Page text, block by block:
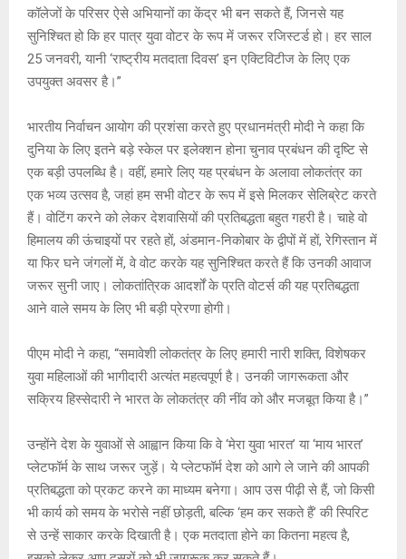
कॉलेजों के परिसर ऐसे अभियानों का केंद्र भी बन सकते हैं, जिनसे यह
सुनिश्चित हो कि हर पात्र युवा वोटर के रूप में जरूर रजिस्टर्ड हो। हर साल
25 जनवरी, यानी ‘राष्ट्रीय मतदाता दिवस’ इन एक्टिविटीज के लिए एक
उपयुक्त अवसर है।”
भारतीय निर्वाचन आयोग की प्रशंसा करते हुए प्रधानमंत्री मोदी ने कहा कि
दुनिया के लिए इतने बड़े स्केल पर इलेक्शन होना चुनाव प्रबंधन की दृष्टि से
एक बड़ी उपलब्धि है। वहीं, हमारे लिए यह प्रबंधन के अलावा लोकतंत्र का
एक भव्य उत्सव है, जहां हम सभी वोटर के रूप में इसे मिलकर सेलिब्रेट करते
हैं। वोटिंग करने को लेकर देशवासियों की प्रतिबद्धता बहुत गहरी है। चाहे वो
हिमालय की ऊंचाइयों पर रहते हों, अंडमान-निकोबार के द्वीपों में हों, रेगिस्तान में
या फिर घने जंगलों में, वे वोट करके यह सुनिश्चित करते हैं कि उनकी आवाज
जरूर सुनी जाए। लोकतांत्रिक आदर्शों के प्रति वोटर्स की यह प्रतिबद्धता
आने वाले समय के लिए भी बड़ी प्रेरणा होगी।
पीएम मोदी ने कहा, “समावेशी लोकतंत्र के लिए हमारी नारी शक्ति, विशेषकर
युवा महिलाओं की भागीदारी अत्यंत महत्वपूर्ण है। उनकी जागरूकता और
सक्रिय हिस्सेदारी ने भारत के लोकतंत्र की नींव को और मजबूत किया है।”
उन्होंने देश के युवाओं से आह्वान किया कि वे ‘मेरा युवा भारत’ या ‘माय भारत’
प्लेटफॉर्म के साथ जरूर जुड़ें। ये प्लेटफॉर्म देश को आगे ले जाने की आपकी
प्रतिबद्धता को प्रकट करने का माध्यम बनेगा। आप उस पीढ़ी से हैं, जो किसी
भी कार्य को समय के भरोसे नहीं छोड़ती, बल्कि ‘हम कर सकते हैं’ की स्पिरिट
से उन्हें साकार करके दिखाती है। एक मतदाता होने का कितना महत्व है,